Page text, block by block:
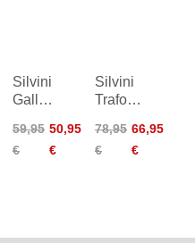
Silvini
Gallo
Shirt
59,95
€
50,95
€
Silvini
Trafoia
Women
78,95
€
66,95
€